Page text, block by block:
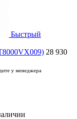
Быстрый
28 930
у менеджера